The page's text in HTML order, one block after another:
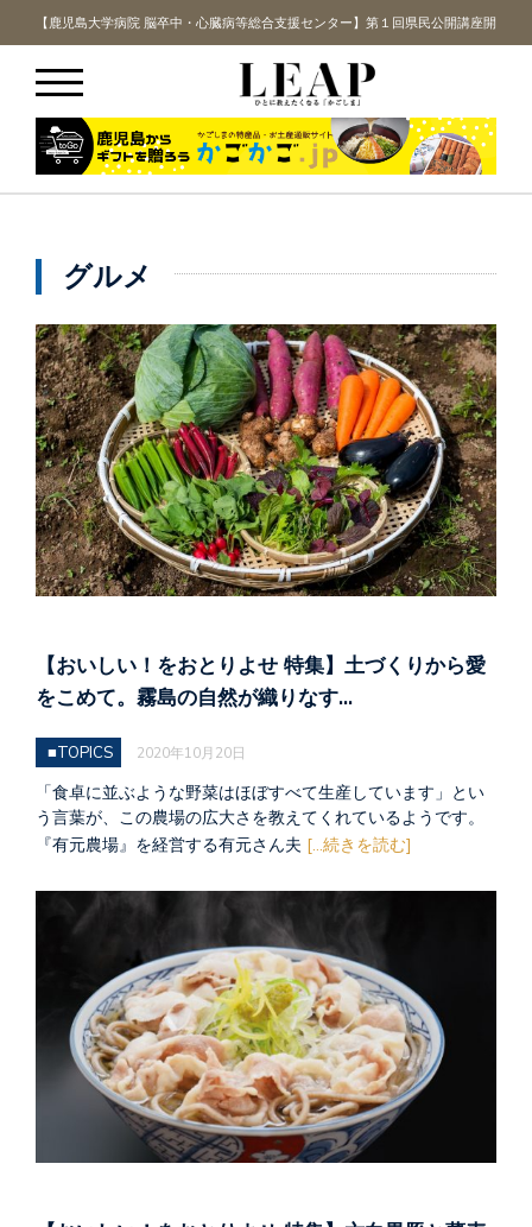
【鹿児島大学病院 脳卒中・心臓病等総合支援センター】第１回県民公開講座開
グルメ
【おいしい！をおとりよせ 特集】土づくりから愛
をこめて。霧島の自然が織りなす…
■TOPICS 2020年10月20日
「食卓に並ぶような野菜はほぼすべて生産しています」とい
う言葉が、この農場の広大さを教えてくれているようです。
『有元農場』を経営する有元さん夫 [...続きを読む]